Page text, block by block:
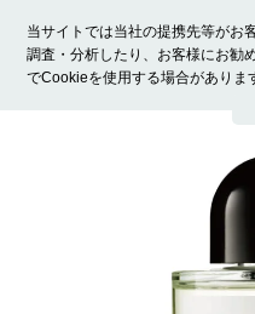
当サイトでは当社の提携先等がお
調査・分析したり、お客様にお勧
でCookieを使用する場合がありま
ホーム モデル募集 ラン